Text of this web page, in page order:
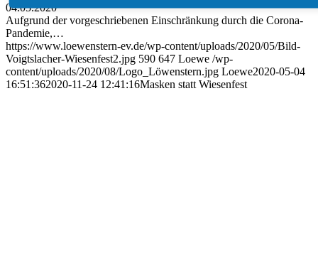
04.05.2020
Aufgrund der vorgeschriebenen Einschränkung durch die Corona-
Pandemie,…
https://www.loewenstern-ev.de/wp-content/uploads/2020/05/Bild-
Voigtslacher-Wiesenfest2.jpg 590 647 Loewe /wp-
content/uploads/2020/08/Logo_Löwenstern.jpg Loewe2020-05-04
16:51:362020-11-24 12:41:16Masken statt Wiesenfest